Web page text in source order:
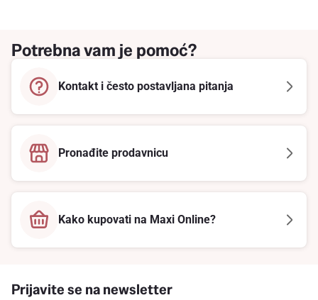
Potrebna vam je pomoć?
Kontakt i često postavljana pitanja
Pronađite prodavnicu
Kako kupovati na Maxi Online?
Prijavite se na newsletter